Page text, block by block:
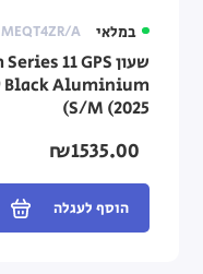
במלאי MEQT4ZR/A
S/M (2025)
₪1535.00
הוסף לעגלה